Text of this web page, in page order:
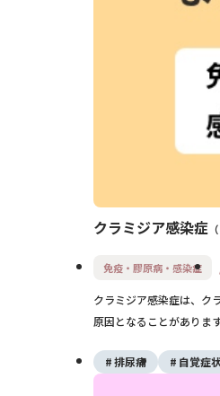
クラミジア感染症
免疫・膠原病・感染症
クラミジア感染症は、ク
原因となることがありま
排尿痛 自覚症